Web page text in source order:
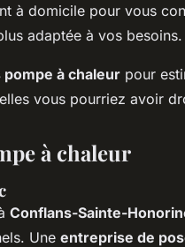
à domicile pour vous
adaptée à vos besoins.
pompe à chaleur pour
vous pourriez avoir
à chaleur
Conflans-Sainte-
Une entreprise de